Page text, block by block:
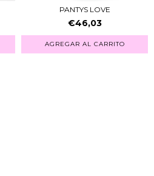
PANTYS LOVE
€46,03
AGREGAR AL CARRITO